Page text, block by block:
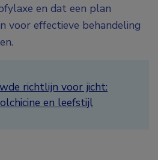
en dat een plan
voor effectieve behandeling
richtlijn voor jicht:
en leefstijl